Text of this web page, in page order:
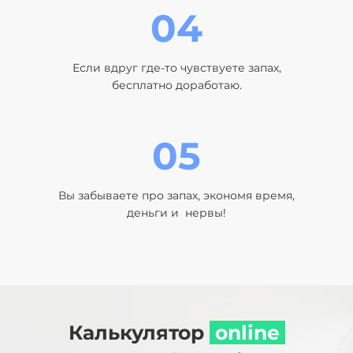
04
Если вдруг где-то чувствуете запах,
бесплатно доработаю.
05
Вы забываете про запах, экономя время,
деньги и нервы!
Калькулятор оnline